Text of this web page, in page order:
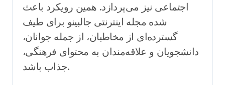
اجتماعی نیز می‌پردازد. همین رویکرد باعث
شده مجله اینترنتی جالبینو برای طیف
گسترده‌ای از مخاطبان، از جمله جوانان،
دانشجویان و علاقه‌مندان به محتوای فرهنگی،
جذاب باشد.